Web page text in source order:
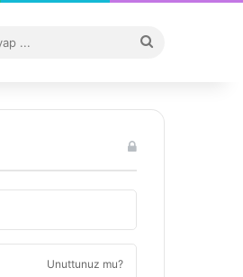
...
Unuttunuz mu?